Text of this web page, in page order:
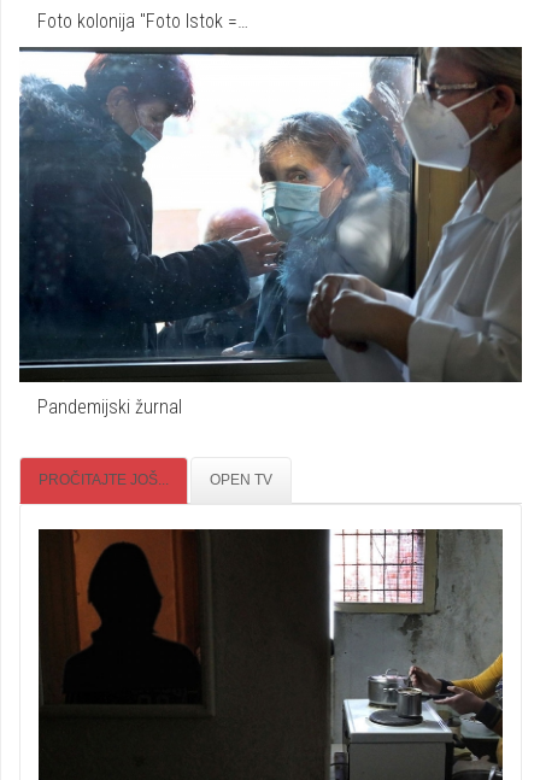
Foto kolonija "Foto Istok =…
Pandemijski žurnal
PROČITAJTE JOŠ... OPEN TV